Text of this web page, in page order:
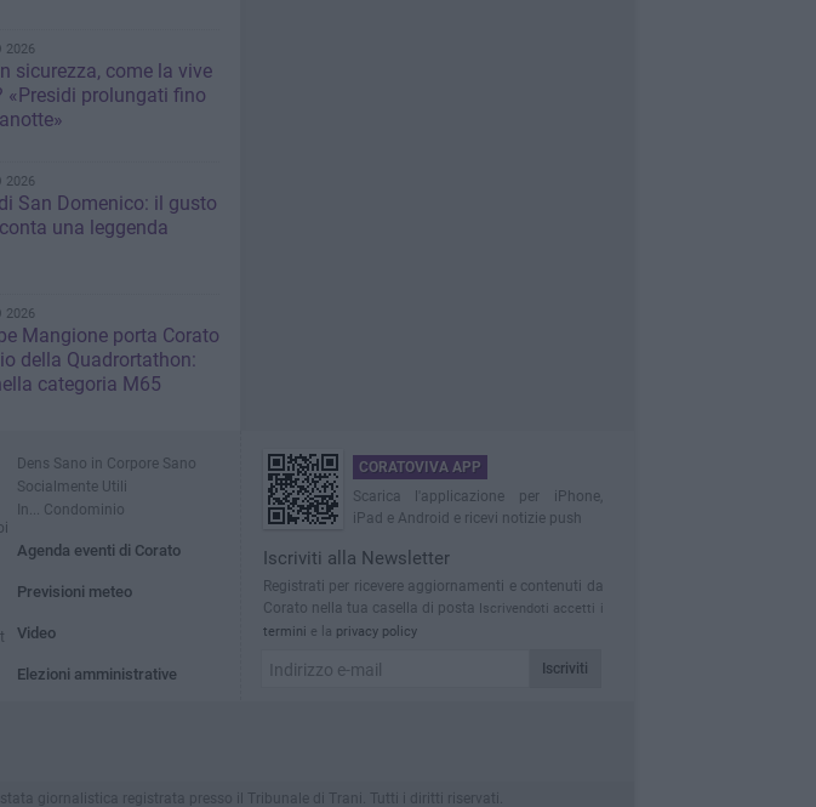
2026
sicurezza, come la vive
«Presidi prolungati fino
2026
San Domenico: il gusto
una leggenda
2026
Mangione porta Corato
della Quadrortathon:
categoria M65
Dens Sano in Corpore Sano
Socialmente Utili
In... Condominio
Agenda eventi di Corato
Previsioni meteo
Video
Elezioni amministrative
CORATOVIVA APP
Scarica l'applicazione per iPhone,
iPad e Android e ricevi notizie push
Iscriviti alla Newsletter
Registrati per ricevere aggiornamenti e contenuti da
Corato nella tua casella di posta Iscrivendoti accetti i
termini e la privacy policy
Iscriviti
giornalistica registrata presso il Tribunale di Trani. Tutti i diritti riservati.